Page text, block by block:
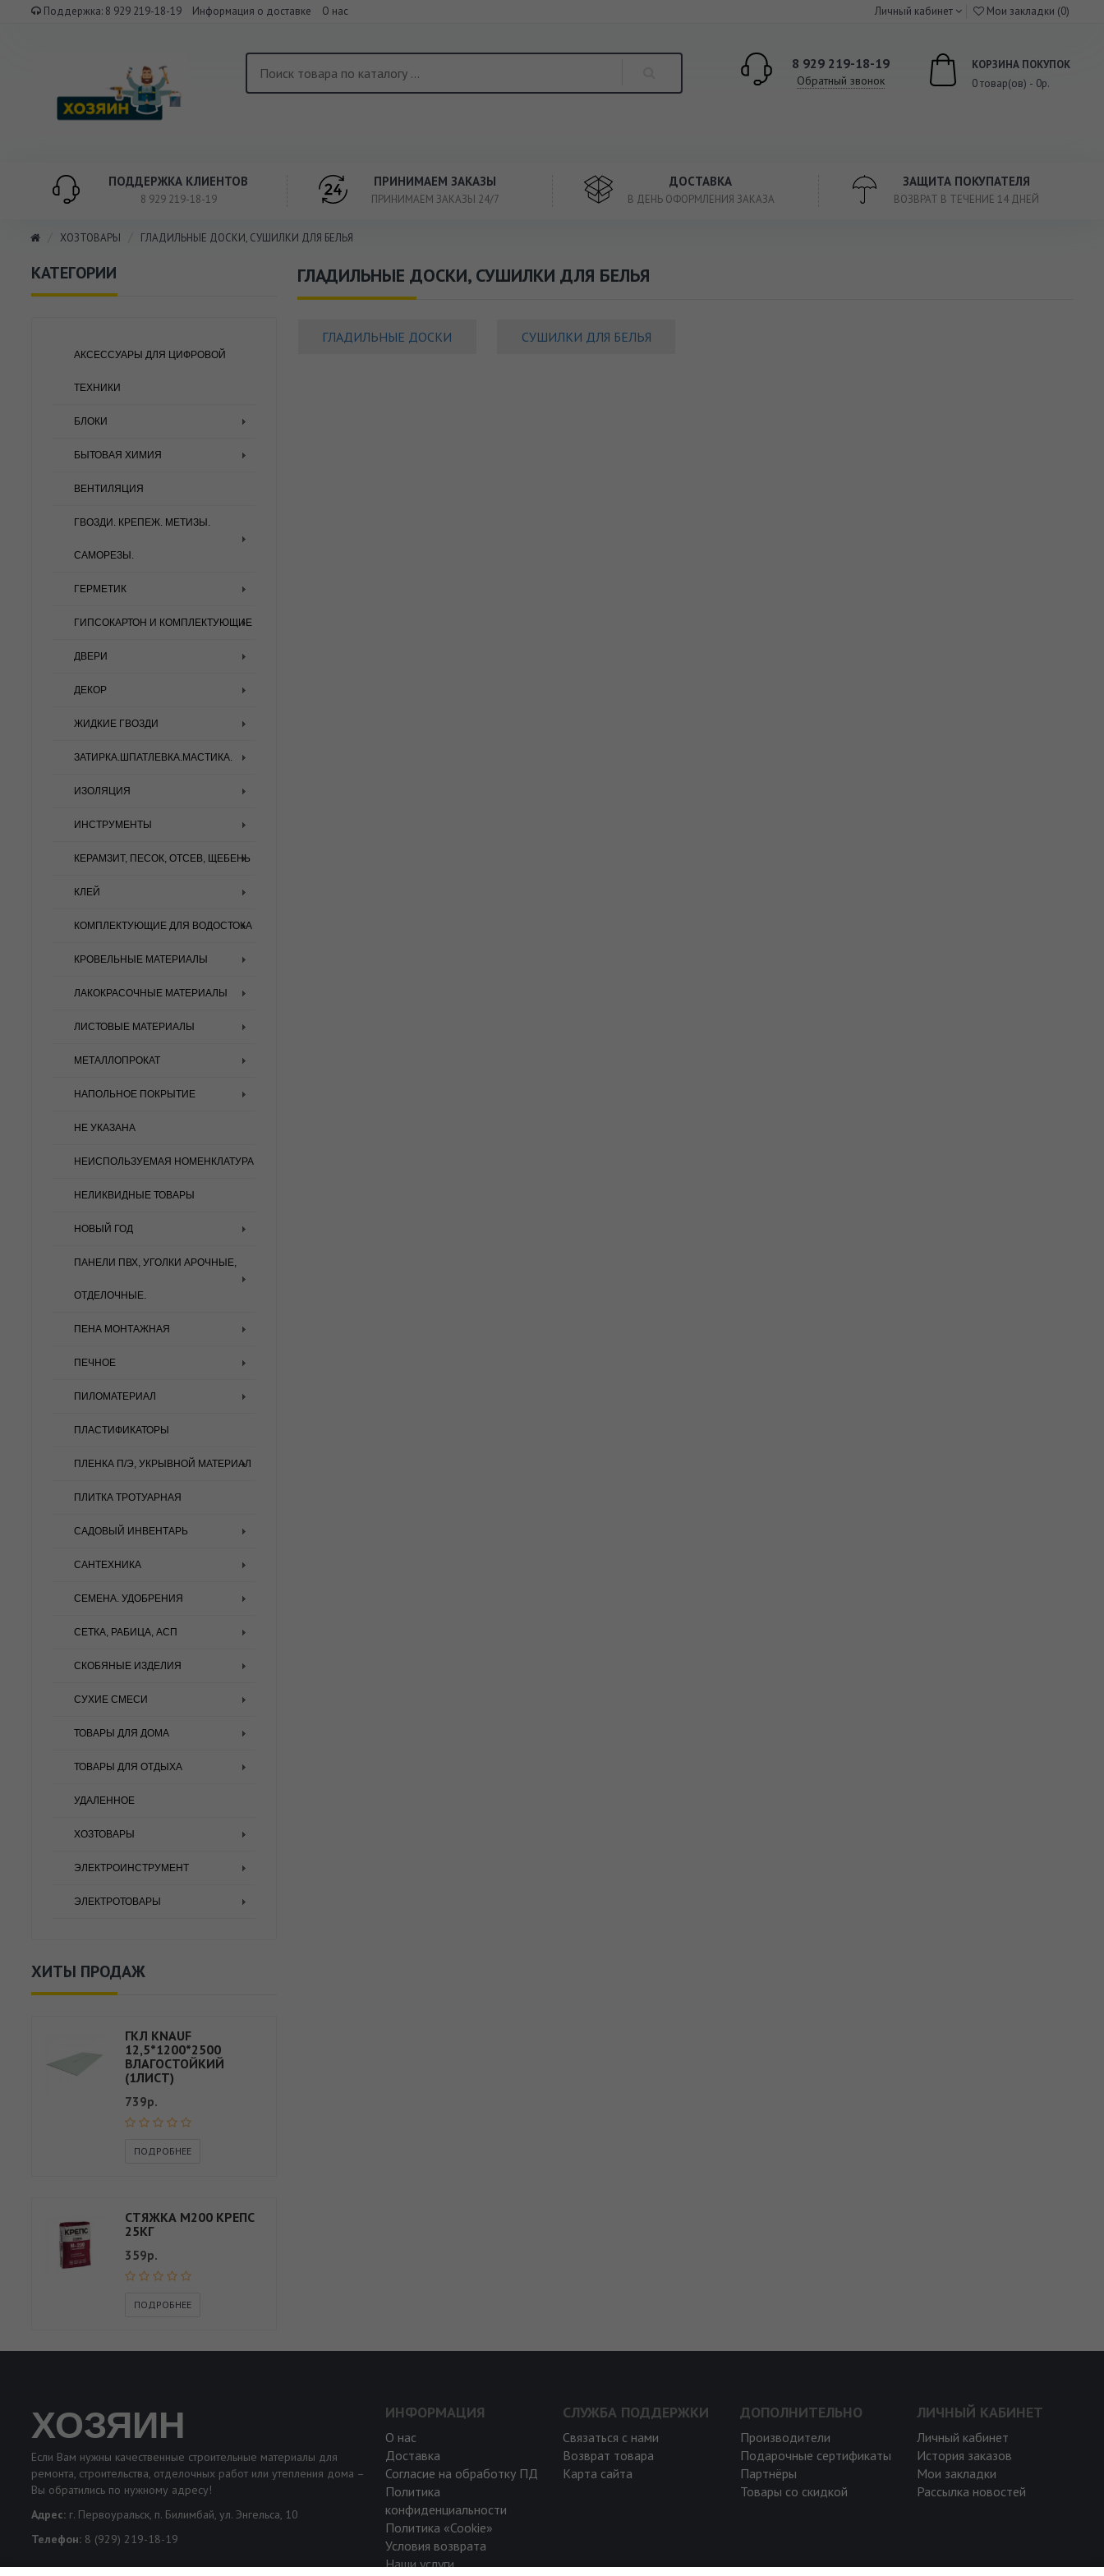
Поддержка: 8 929 219-18-19 Информация о доставке О нас Личный кабинет Мои закладки (0)
8 929 219-18-19
Обратный звонок
КОРЗИНА ПОКУПОК
0 товар(ов) - 0р.
ПОДДЕРЖКА КЛИЕНТОВ
8 929 219-18-19
ПРИНИМАЕМ ЗАКАЗЫ
ПРИНИМАЕМ ЗАКАЗЫ 24/7
ДОСТАВКА
В ДЕНЬ ОФОРМЛЕНИЯ ЗАКАЗА
ЗАЩИТА ПОКУПАТЕЛЯ
ВОЗВРАТ В ТЕЧЕНИЕ 14 ДНЕЙ
ХОЗТОВАРЫ ГЛАДИЛЬНЫЕ ДОСКИ, СУШИЛКИ ДЛЯ БЕЛЬЯ
КАТЕГОРИИ
АКСЕССУАРЫ ДЛЯ ЦИФРОВОЙ
ТЕХНИКИ
БЛОКИ
БЫТОВАЯ ХИМИЯ
ВЕНТИЛЯЦИЯ
ГВОЗДИ. КРЕПЕЖ. МЕТИЗЫ.
САМОРЕЗЫ.
ГЕРМЕТИК
ГИПСОКАРТОН И КОМПЛЕКТУЮЩИЕ
ДВЕРИ
ДЕКОР
ЖИДКИЕ ГВОЗДИ
ЗАТИРКА.ШПАТЛЕВКА.МАСТИКА.
ИЗОЛЯЦИЯ
ИНСТРУМЕНТЫ
КЕРАМЗИТ, ПЕСОК, ОТСЕВ, ЩЕБЕНЬ
КЛЕЙ
КОМПЛЕКТУЮЩИЕ ДЛЯ ВОДОСТОКА
КРОВЕЛЬНЫЕ МАТЕРИАЛЫ
ЛАКОКРАСОЧНЫЕ МАТЕРИАЛЫ
ЛИСТОВЫЕ МАТЕРИАЛЫ
МЕТАЛЛОПРОКАТ
НАПОЛЬНОЕ ПОКРЫТИЕ
НЕ УКАЗАНА
НЕИСПОЛЬЗУЕМАЯ НОМЕНКЛАТУРА
НЕЛИКВИДНЫЕ ТОВАРЫ
НОВЫЙ ГОД
ПАНЕЛИ ПВХ, УГОЛКИ АРОЧНЫЕ,
ОТДЕЛОЧНЫЕ.
ПЕНА МОНТАЖНАЯ
ПЕЧНОЕ
ПИЛОМАТЕРИАЛ
ПЛАСТИФИКАТОРЫ
ПЛЕНКА П/Э, УКРЫВНОЙ МАТЕРИАЛ
ПЛИТКА ТРОТУАРНАЯ
САДОВЫЙ ИНВЕНТАРЬ
САНТЕХНИКА
СЕМЕНА. УДОБРЕНИЯ
СЕТКА, РАБИЦА, АСП
СКОБЯНЫЕ ИЗДЕЛИЯ
СУХИЕ СМЕСИ
ТОВАРЫ ДЛЯ ДОМА
ТОВАРЫ ДЛЯ ОТДЫХА
УДАЛЕННОЕ
ХОЗТОВАРЫ
ЭЛЕКТРОИНСТРУМЕНТ
ЭЛЕКТРОТОВАРЫ
ХИТЫ ПРОДАЖ
ГКЛ KNAUF
12,5*1200*2500
ВЛАГОСТОЙКИЙ
(1ЛИСТ)
739р.
ПОДРОБНЕЕ
СТЯЖКА М200 КРЕПС
25КГ
359р.
ПОДРОБНЕЕ
ГЛАДИЛЬНЫЕ ДОСКИ, СУШИЛКИ ДЛЯ БЕЛЬЯ
ГЛАДИЛЬНЫЕ ДОСКИ СУШИЛКИ ДЛЯ БЕЛЬЯ
ХОЗЯИН
Если Вам нужны качественные строительные материалы для
ремонта, строительства, отделочных работ или утепления дома –
Вы обратились по нужному адресу!
Адрес: г. Первоуральск, п. Билимбай, ул. Энгельса, 10
Телефон: 8 (929) 219-18-19
ИНФОРМАЦИЯ
О нас
Доставка
Согласие на обработку ПД
Политика
конфиденциальности
Политика «Cookie»
Условия возврата
Наши услуги
СЛУЖБА ПОДДЕРЖКИ
Связаться с нами
Возврат товара
Карта сайта
ДОПОЛНИТЕЛЬНО
Производители
Подарочные сертификаты
Партнёры
Товары со скидкой
ЛИЧНЫЙ КАБИНЕТ
Личный кабинет
История заказов
Мои закладки
Рассылка новостей